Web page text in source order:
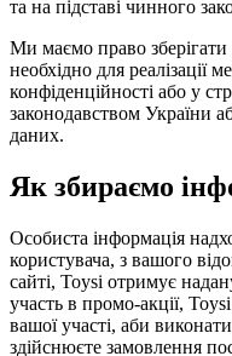
та на підставі чинного
Ми маємо право зберігати
необхідно для реалізації
конфіденційності або у
законодавством України
даних.
Як збираємо
Особиста інформація
користувача, з вашого
сайті, Toysi отримує
участь в промо-акції,
вашої участі, аби
здійснюєте замовлення